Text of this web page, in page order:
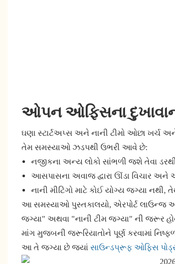
ઓપન ઓફિસના
ઘણા સ્ટાર્ટઅપ્સ અને નાની ટીમો ઓછા ખર્ચ
તેમ સમસ્યાઓ ઝડપથી ઉભરી આવે છે:
નજીકના અન્ય લોકો સાંભળી જશે તેવા
આસપાસના અવાજ દ્વારા ઊંડા વિચાર અને
નાની મીટિંગો માટે કોઈ યોગ્ય જગ્યા નથી,
આ સમસ્યાઓ પુસ્તકાલયો, એરપોર્ટ લાઉન્જ
જગ્યા" અથવા "નાની ટીમ જગ્યા" ની જરૂર
માંગ મુજબની જરૂરિયાતોને પૂર્ણ કરવામાં
આ તે જગ્યા છે જ્યાં સાઉન્ડપ્રૂફ ઓફિસ